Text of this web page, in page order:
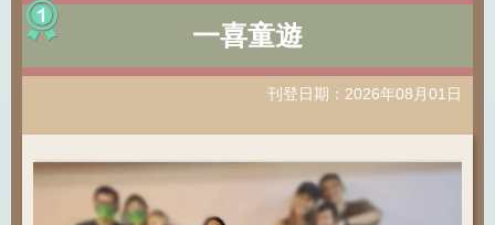
一喜童遊
刊登日期：2026年08月01日